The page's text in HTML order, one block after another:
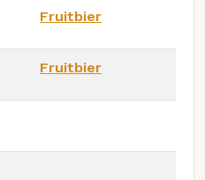
Fruitbier
Fruitbier